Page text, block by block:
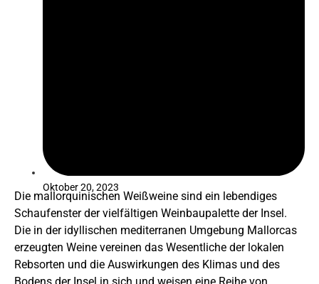
Oktober 20, 2023
Die mallorquinischen Weißweine sind ein lebendiges
Schaufenster der vielfältigen Weinbaupalette der Insel.
Die in der idyllischen mediterranen Umgebung Mallorcas
erzeugten Weine vereinen das Wesentliche der lokalen
Rebsorten und die Auswirkungen des Klimas und des